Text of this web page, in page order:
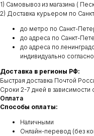
1) Самовывоз из магазина (
2) Доставка курьером по
до метро по Санкт-
до адреса по Санкт-
до адреса по
индивидуально
Доставка в регионы РФ:
Быстрая доставка Почтой
Сроки 2-7 дней в зависимости
Оплата
Способы оплаты:
Наличными
Онлайн-перевод (без